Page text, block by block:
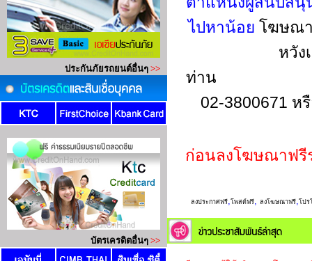
ไปหาน้อย โฆษณา
หวัง
ท่าน
02-3800671 ห
ก่อนลงโฆษณาฟ
ลงประกาศฟรี,โพสต์ฟรี, ลงโฆษณาฟรี,โปร